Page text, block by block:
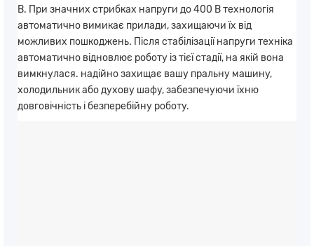
В. При значних стрибках напруги до 400 В технологія
автоматично вимикає прилади, захищаючи їх від
можливих пошкоджень. Після стабілізації напруги техніка
автоматично відновлює роботу із тієї стадії, на якій вона
вимкнулася. надійно захищає вашу пральну машину,
холодильник або духову шафу, забезпечуючи їхню
довговічність і безперебійну роботу.